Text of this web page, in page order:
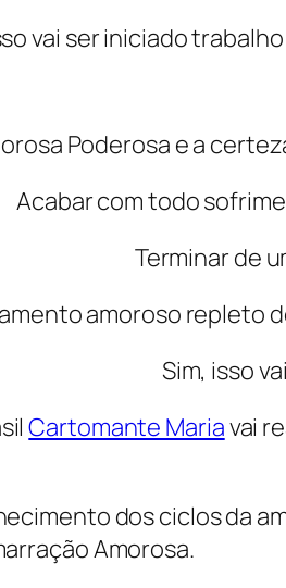
vai ser iniciado
Poderosa e a
Acabar com todo
Terminar de
amoroso repleto
Sim, isso
Cartomante Mariavai
dos ciclos da
Amorosa.